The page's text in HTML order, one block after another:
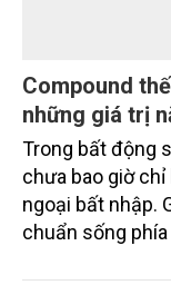
Compound
những giá trị
Trong bất động
chưa bao giờ
ngoại bất nhập.
chuẩn sống
vụ được thiết kế